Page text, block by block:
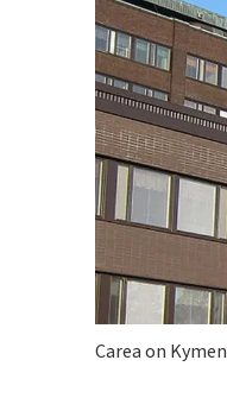
Kuvateksti
Carea on